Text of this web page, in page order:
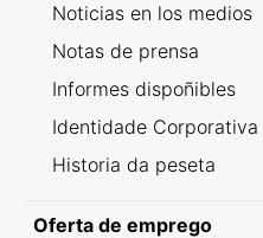
Noticias en los medios
Notas de prensa
Informes dispoñibles
Identidade Corporativa
Historia da peseta
Oferta de emprego